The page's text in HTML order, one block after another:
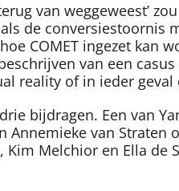
van weggeweest’
de conversiestoornis
COMET ingezet kan
van een
reality of in ieder
bijdragen. Een van
Annemieke van
Kim Melchior en Ella